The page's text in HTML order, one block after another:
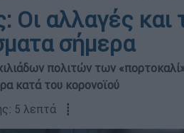
Οι αλλαγές
σήμερα
πολιτών των
κατά του κορονοϊού
5 λεπτά ┋